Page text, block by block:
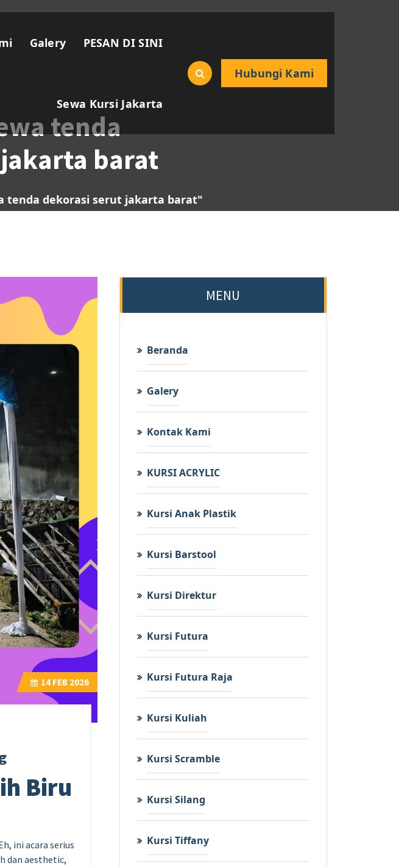
Galery PESAN DI SINI
Sewa Kursi Jakarta
Hubungi Kami
tenda
barat
tenda dekorasi serut jakarta barat"
14FEB 2026
Biru
ini acara serius
dan aesthetic,
MENU
Beranda
Galery
Kontak Kami
KURSI ACRYLIC
Kursi Anak Plastik
Kursi Barstool
Kursi Direktur
Kursi Futura
Kursi Futura Raja
Kursi Kuliah
Kursi Scramble
Kursi Silang
Kursi Tiffany